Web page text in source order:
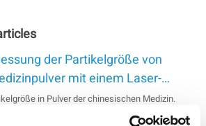
der Partikelgröße von
mit einem Laser-
in Pulver der chinesischen Medizin.
für schnelle, reproduzierbare Ergebnisse.